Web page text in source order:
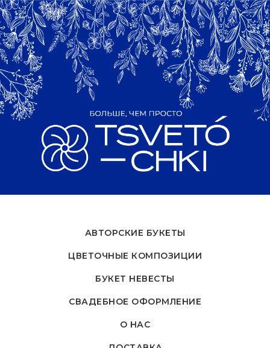
АВТОРСКИЕ БУКЕТЫ
ЦВЕТОЧНЫЕ КОМПОЗИЦИИ
БУКЕТ НЕВЕСТЫ
СВАДЕБНОЕ ОФОРМЛЕНИЕ
О НАС